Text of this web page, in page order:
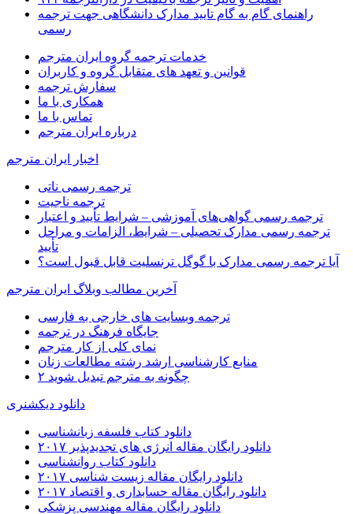
راهنمای گام به گام تایید مدارک دانشگاهی جهت ترجمه
رسمی
خدمات ترجمه گروه ایران مترجم
قوانین و تعهد های متقابل گروه و کاربران
سفارش ترجمه
همکاری با ما
تماس با ما
درباره ایران مترجم
اخبار ایران مترجم
ترجمه رسمی ناتی
ترجمه ناجیت
ترجمه رسمی گواهی‌های آموزشی – شرایط تأیید و اعتبار
ترجمه رسمی مدارک تحصیلی – شرایط، الزامات و مراحل
تأیید
آیا ترجمه رسمی مدارک با گوگل ترنسلیت قابل قبول است؟
آخرین مطالب وبلاگ ایران مترجم
ترجمه وبسایت های خارجی به فارسی
جایگاه فرهنگ در ترجمه
نمای کلی از کار مترجم
منابع کارشناسی ارشد رشته مطالعات زنان
چگونه به مترجم تبدیل شوید ۲
دانلود دیکشنری
دانلود کتاب فلسفه زبانشناسی
دانلود رایگان مقاله انرژی های تجدیدپذیر ۲۰۱۷
دانلود کتاب روانشناسی
دانلود رایگان مقاله زیست شناسی ۲۰۱۷
دانلود رایگان مقاله حسابداری و اقتصاد ۲۰۱۷
دانلود رایگان مقاله مهندسی پزشکی